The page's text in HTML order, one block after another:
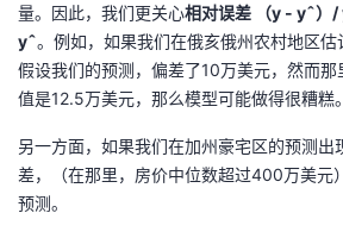
量。因此，我们更关⼼相对误差 （y - yˆ）/
yˆ。例如，如果我们在俄亥俄州农村地区估
假设我们的预测，偏差了10万美元，然⽽
值是12.5万美元，那么模型可能做得很糟糕。
另⼀⽅⾯，如果我们在加州豪宅区的预测出
差，（在那⾥，房价中位数超过400万美元
预测。